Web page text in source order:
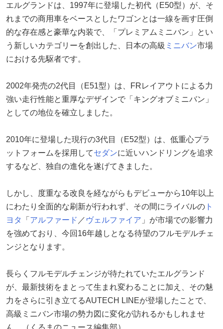
エルグランドは、1997年に登場した初代（E50型）が、そ
れまでの商用車をベースとしたワゴンとは一線を画す圧倒
的な存在感と豪華な内装で、「プレミアムミニバン」とい
う新しいカテゴリーを創出した、日本の高級 ミニバン市場
における先駆者です。
2002年発売の2代目（E51型）は、FRレイアウトによる力
強い走行性能と重厚なデザインで「キングオブミニバン」
としての地位を確立しました。
2010年に登場した現行の3代目（E52型）は、低重心プラ
ットフォームを採用してセダンに近いハンドリングを追求
するなど、独自の進化を遂げてきました。
しかし、度重なる改良を経ながらもデビューから10年以上
にわたり全面的な刷新が行われず、その間にライバルの ト
ヨタ
「 アルファード ／ ヴェルファイア 」が市場での影響力
を強めており、今回16年越しとなる待望のフルモデルチェ
ンジとなります。
長らくフルモデルチェンジが待たれていたエルグランド
が、最新技術をまとって生まれ変わることに加え、その魅
力をさらに引き立てるAUTECH LINEが登場したことで、
高級ミニバン市場の勢力図に変化が訪れるかもしれませ
ん。（くるまのニュース編集部）